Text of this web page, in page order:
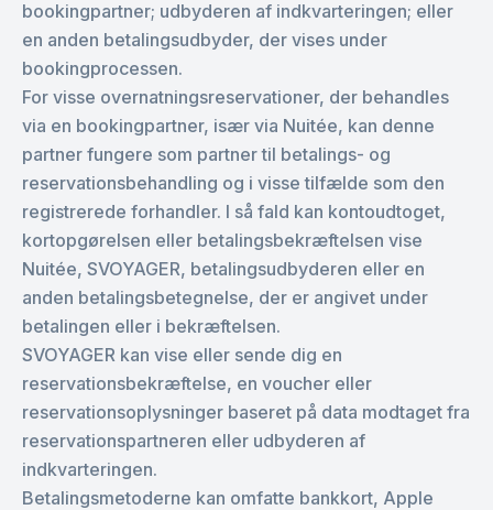
bookingpartner; udbyderen af indkvarteringen; eller
en anden betalingsudbyder, der vises under
bookingprocessen.
For visse overnatningsreservationer, der behandles
via en bookingpartner, især via Nuitée, kan denne
partner fungere som partner til betalings- og
reservationsbehandling og i visse tilfælde som den
registrerede forhandler. I så fald kan kontoudtoget,
kortopgørelsen eller betalingsbekræftelsen vise
Nuitée, SVOYAGER, betalingsudbyderen eller en
anden betalingsbetegnelse, der er angivet under
betalingen eller i bekræftelsen.
SVOYAGER kan vise eller sende dig en
reservationsbekræftelse, en voucher eller
reservationsoplysninger baseret på data modtaget fra
reservationspartneren eller udbyderen af
indkvarteringen.
Betalingsmetoderne kan omfatte bankkort, Apple